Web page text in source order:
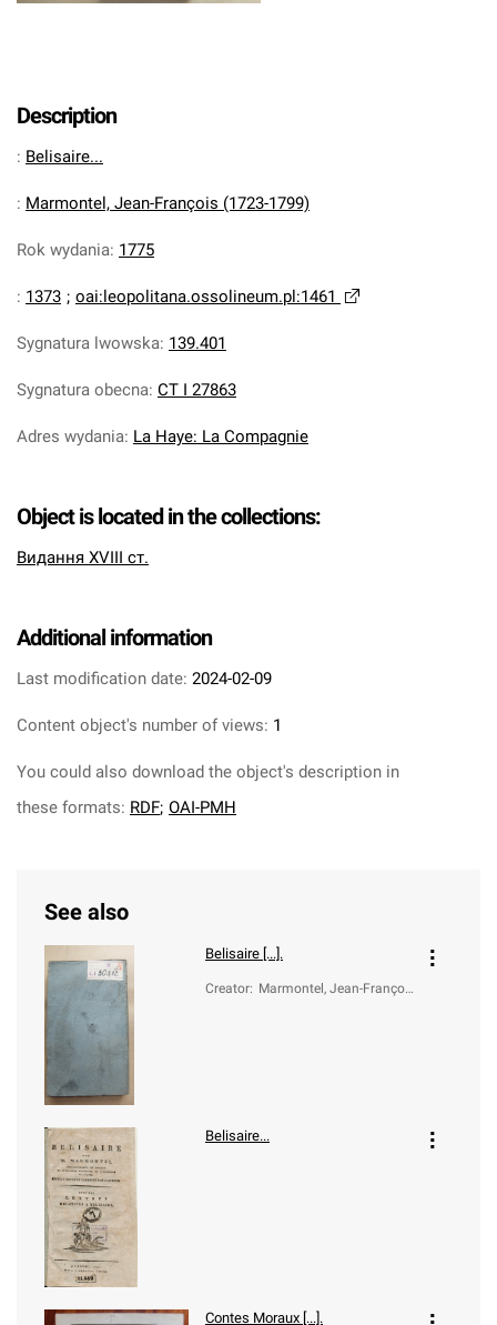
Description
: Belisaire...
: Marmontel, Jean-François (1723-1799)
Rok wydania: 1775
: 1373 ; oai:leopolitana.ossolineum.pl:1461
Sygnatura lwowska: 139.401
Sygnatura obecna: CT I 27863
Adres wydania: La Haye: La Compagnie
Object is located in the collections:
Видання XVIII ст.
Additional information
Last modification date: 2024-02-09
Content object's number of views: 1
You could also download the object's description in
these formats: RDF; OAI-PMH
See also
Belisaire [...].
Creator: Marmontel, Jean-Françoi
Belisaire...
Contes Moraux [...].